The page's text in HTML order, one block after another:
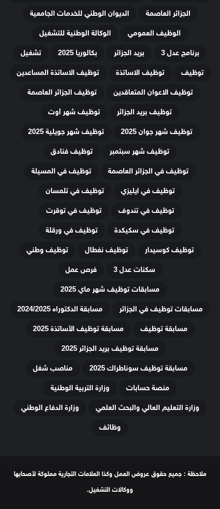
الجزائر العاصمة
الديوان الوطني للخدمات الجامعية
الوظيف العمومي
الوكالة الوطنية للتشغيل
برنامج عدل 3
بريد الجزائر بكالوريا 2025
تشغيل
توظيف
توظيف الاساتذة
توظيف الاساتذة المساعدين
توظيف الاعوان المتعاقدين
توظيف الجزائر العاصمة
توظيف بريد الجزائر
توظيف شهر أوت
توظيف شهر جوان 2025
توظيف شهر جويلية 2025
توظيف شهر سبتمبر
توظيف فنادق
توظيف في الجزائر العاصمة
توظيف في المسيلة
توظيف في ايليزي
توظيف في تلمسان
توظيف في تندوف
توظيف في توقرت
توظيف في سكيكدة
توظيف في ورقلة
توظيف كوسيدار
توظيف نفطال
توظيف وطني
سكنات عدل 3
فرص عمل
مسابقات توظيف شهر ماي 2025
مسابقات توظيف في الجزائر
مسابقة الدكتوراه 2024/2025
مسابقة توظيف
مسابقة توظيف الأساتذة 2025
مسابقة توظيف بريد الجزائر 2025
مسابقة توظيف سوناطراك 2025
مناصب شغل
منصة حسابات
وزارة التربية الوطنية
وزارة التعليم العالي والبحث العلمي
وزارة الدفاع الوطني
وظائف
ملاحظة : جميع حقوق عروض العمل وكذا العلامات التجارية مملوكة لأصحابها
ووكالات التشغيل.